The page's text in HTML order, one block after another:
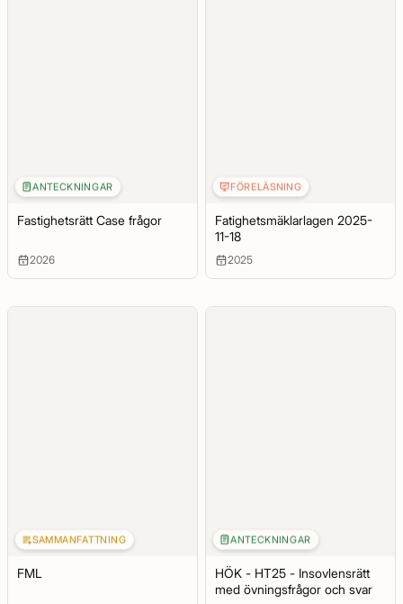
ANTECKNINGAR
Fastighetsrätt Case frågor
2026
FÖRELÄSNING
Fatighetsmäklarlagen 2025-
11-18
2025
SAMMANFATTNING
FML
ANTECKNINGAR
HÖK - HT25 - Insovlensrätt
med övningsfrågor och svar